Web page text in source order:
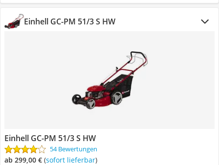
Einhell GC-PM 51/3 S HW
Einhell GC-PM 51/3 S HW
54 Bewertungen
ab 299,00 € ( Sofort lieferbar)